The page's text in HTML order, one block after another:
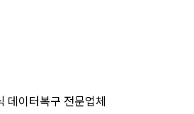
데이터복구 전문업체